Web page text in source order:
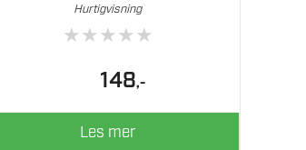
Hurtigvisning
★★★★★
148,-
Les mer